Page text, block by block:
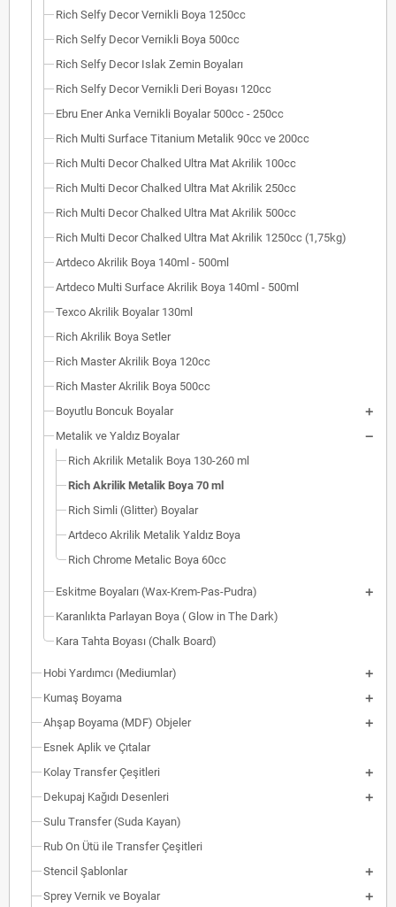
Rich Selfy Decor Vernikli Boya 1250cc
Rich Selfy Decor Vernikli Boya 500cc
Rich Selfy Decor Islak Zemin Boyaları
Rich Selfy Decor Vernikli Deri Boyası 120cc
Ebru Ener Anka Vernikli Boyalar 500cc - 250cc
Rich Multi Surface Titanium Metalik 90cc ve 200cc
Rich Multi Decor Chalked Ultra Mat Akrilik 100cc
Rich Multi Decor Chalked Ultra Mat Akrilik 250cc
Rich Multi Decor Chalked Ultra Mat Akrilik 500cc
Rich Multi Decor Chalked Ultra Mat Akrilik 1250cc (1,75kg)
Artdeco Akrilik Boya 140ml - 500ml
Artdeco Multi Surface Akrilik Boya 140ml - 500ml
Texco Akrilik Boyalar 130ml
Rich Akrilik Boya Setler
Rich Master Akrilik Boya 120cc
Rich Master Akrilik Boya 500cc
Boyutlu Boncuk Boyalar
Metalik ve Yaldız Boyalar
Rich Akrilik Metalik Boya 130-260 ml
Rich Akrilik Metalik Boya 70 ml
Rich Simli (Glitter) Boyalar
Artdeco Akrilik Metalik Yaldız Boya
Rich Chrome Metalic Boya 60cc
Eskitme Boyaları (Wax-Krem-Pas-Pudra)
Karanlıkta Parlayan Boya ( Glow in The Dark)
Kara Tahta Boyası (Chalk Board)
Hobi Yardımcı (Mediumlar)
Kumaş Boyama
Ahşap Boyama (MDF) Objeler
Esnek Aplik ve Çıtalar
Kolay Transfer Çeşitleri
Dekupaj Kağıdı Desenleri
Sulu Transfer (Suda Kayan)
Rub On Ütü ile Transfer Çeşitleri
Stencil Şablonlar
Sprey Vernik ve Boyalar